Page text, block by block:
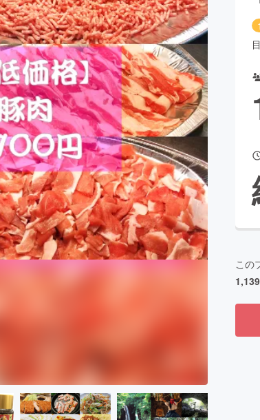
ゲーム・サービス開発 フード・飲食店
書籍・雑誌出版 アニメ・漫画
チャレンジ ビューティー・
CAMPFIRE for Social GoodCAMPFIRE Creation
CAMPFIREふるさと納税machi-yaコミュニティ
この